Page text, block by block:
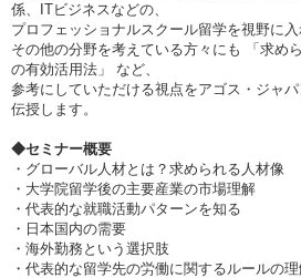
係、ITビジネスなどの、
プロフェッショナルスクール留学を視野に入
その他の分野を考えている方々にも 「求め
の有効活用法」 など、
参考にしていただける視点をアゴス・ジャ
伝授します。
◆セミナー概要
・グローバル人材とは？求められる人材像
・大学院留学後の主要産業の市場理解
・代表的な就職活動パターンを知る
・日本国内の需要
・海外勤務という選択肢
・代表的な留学先の労働に関するルールの